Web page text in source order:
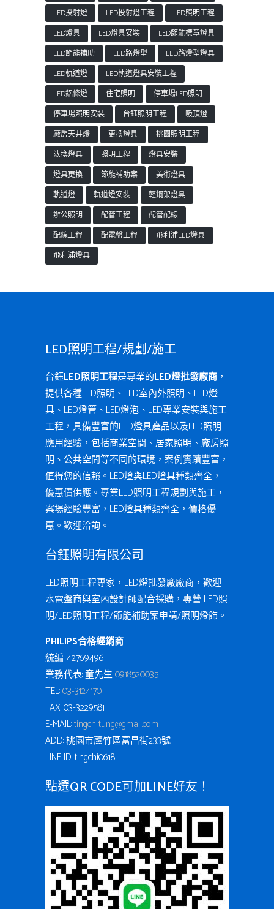
LED投射燈
LED投射燈工程
LED照明工程
LED燈具
LED燈具安裝
LED節能標章燈具
LED節能補助
LED路燈型
LED路燈型燈具
LED軌道燈
LED軌道燈具安裝工程
LED鋁條燈
住宅照明
停車場LED照明
停車場照明安裝
台鈺照明工程
吸頂燈
廠房天井燈
更換燈具
桃園照明工程
汰換燈具
照明工程
燈具安裝
燈具更換
節能補助案
美術燈具
軌道燈
軌道燈安裝
輕鋼架燈具
辦公照明
配管工程
配管配線
配線工程
配電盤工程
飛利浦LED燈具
飛利浦燈具
LED照明工程/規劃/施工
台鈺LED照明工程是專業的LED燈批發廠商 ，
提供各種LED照明、LED室內外照明、LED燈
具、LED燈管、LED燈泡、LED專業安裝與施工
工程，具備豐富的LED燈具產品以及LED照明
應用經驗，包括商業空間、居家照明、廠房照
明、公共空間等不同的環境，案例實蹟豐富，
值得您的信賴。LED燈與LED燈具種類齊全，
優惠價供應。專業LED照明工程規劃與施工，
案場經驗豐富，LED燈具種類齊全，價格優
惠。歡迎洽詢。
台鈺照明有限公司
LED照明工程專家，LED燈批發廠廠商，歡迎
水電盤商與室內設計師配合採購，專營 LED照
明/LED照明工程/節能補助案申請/照明燈飾。
PHILIPS合格經銷商
統編: 42769496
業務代表: 童先生0918520035
TEL:03-3124170
FAX: 03-3229581
E-MAIL:tingchi.tung@gmail.com
ADD: 桃園市蘆竹區富昌街233號
LINE ID: tingchi0618
點選QR CODE可加LINE好友！